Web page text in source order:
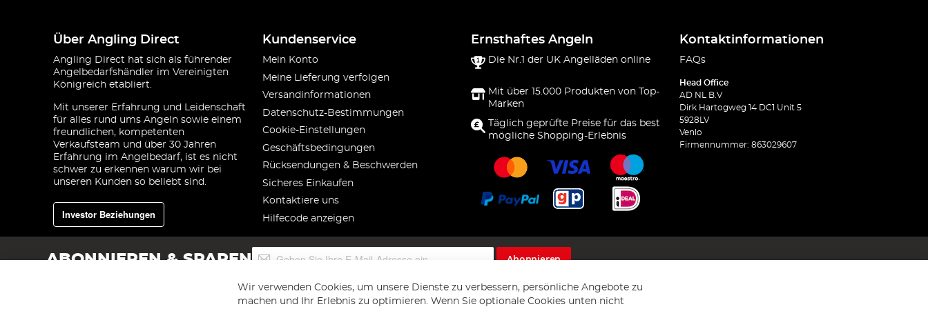
Über Angling Direct
Angling Direct hat sich als führender
Angelbedarfshändler im Vereinigten
Königreich etabliert.
Mit unserer Erfahrung und Leidenschaft
für alles rund ums Angeln sowie einem
freundlichen, kompetenten
Verkaufsteam und über 30 Jahren
Erfahrung im Angelbedarf, ist es nicht
schwer zu erkennen warum wir bei
unseren Kunden so beliebt sind.
Investor Beziehungen
Kundenservice
Mein Konto
Meine Lieferung verfolgen
Versandinformationen
Datenschutz-Bestimmungen
Cookie-Einstellungen
Geschäftsbedingungen
Rücksendungen & Beschwerden
Sicheres Einkaufen
Kontaktiere uns
Hilfecode anzeigen
Ernsthaftes Angeln
Die Nr.1 der UK Angelläden online
Mit über 15.000 Produkten von Top-
Marken
Täglich geprüfte Preise für das best
mögliche Shopping-Erlebnis
Kontaktinformationen
FAQs
Head Office
AD NL B.V
Dirk Hartogweg 14 DC1 Unit 5
5928LV
Venlo
Firmennummer: 863029607
ABONNIEREN & SPAREN
für
unseren
Abonnieren
Wir verwenden Cookies, um unsere Dienste zu verbessern, persönliche Angebote zu
machen und Ihr Erlebnis zu optimieren. Wenn Sie optionale Cookies unten nicht